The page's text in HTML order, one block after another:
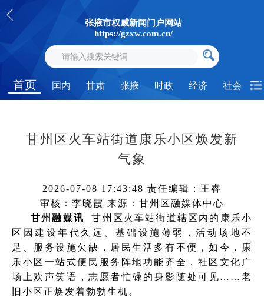
张掖市权威新闻门户网站
https://gzxw.com.cn/
首页 国内 甘肃 张掖 时政 经济 社会
甘州区火车站街道康乐小区焕发新
气象
2026-07-08 17:43:48 责任编辑：王睿
审核：李晓霞 来源：甘州区融媒体中心
甘州融媒讯甘州区火车站街道辖区内的康乐小
区因建设年代久远、基础设施薄弱，活动场地不
足、服务设施欠缺，居民生活多有不便，如今，康
乐小区一站式便民服务阵地功能齐全，社区文化广
场上欢声笑语，志愿者忙碌的身影随处可见……老
旧小区正焕发着勃勃生机。